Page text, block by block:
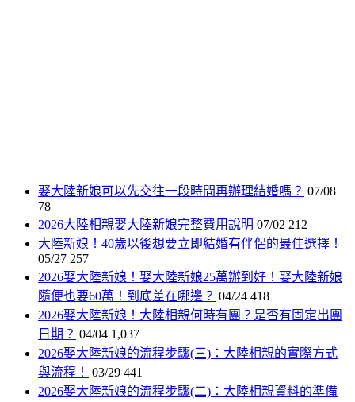
娶大陸新娘可以先交往一段時間再辦理結婚嗎？ 07/08
78
2026大陸相親娶大陸新娘完整費用說明 07/02 212
大陸新娘！40歲以後想要立即結婚有伴侶的最佳選擇！
05/27 257
2026娶大陸新娘！娶大陸新娘25萬辦到好！娶大陸新娘
隨便也要60萬！到底差在哪邊？ 04/24 418
2026娶大陸新娘！大陸相親何時有團？是否有固定出團
日期？ 04/04 1,037
2026娶大陸新娘的流程步驟(三)：大陸相親的實際方式
與流程！
03/29 441
2026娶大陸新娘的流程步驟(二)：大陸相親資料的準備